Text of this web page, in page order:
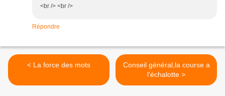
<br /> <br />
Répondre
< La force des mots
Conseil général,la course a
l'échalotte >